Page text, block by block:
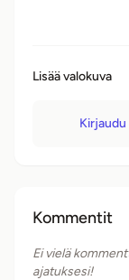
Lisää valokuva
Kirjaudu
Kommentit
Ei vielä
ajatuksesi!